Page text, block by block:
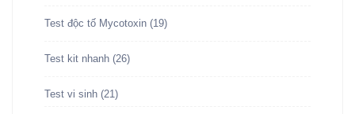
Test độc tố Mycotoxin (19)
Test kit nhanh (26)
Test vi sinh (21)